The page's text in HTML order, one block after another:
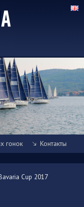
гонок Контакты
Cup 2017